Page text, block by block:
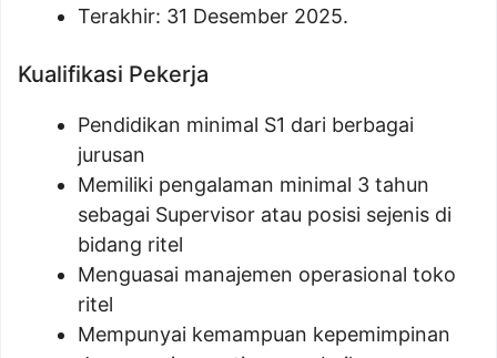
Terakhir: 31 Desember 2025.
Kualifikasi Pekerja
Pendidikan minimal S1 dari berbagai
jurusan
Memiliki pengalaman minimal 3 tahun
sebagai Supervisor atau posisi sejenis di
bidang ritel
Menguasai manajemen operasional toko
ritel
Mempunyai kemampuan kepemimpinan